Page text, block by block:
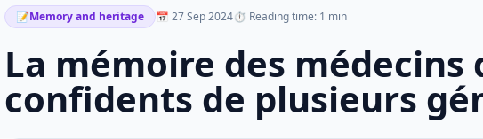
📝Memory and heritage 📅 27 Sep 2024⏱ Reading time: 1 min
La mémoire des médecins
confidents de plusieurs